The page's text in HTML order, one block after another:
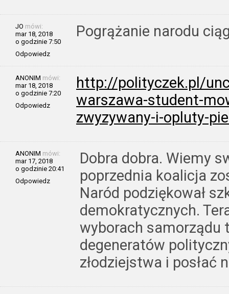
JO mówi:
mar 18, 2018
o godzinie 7:50
Odpowiedz
Pogrążanie narodu
ANONIM mówi:
mar 18, 2018
o godzinie 7:20
Odpowiedz
http://polityczek.pl/
warszawa-student-
zwyzywany-i-opluty-
ANONIM mówi:
mar 17, 2018
o godzinie 20:41
Odpowiedz
Dobra dobra. Wiemy
poprzednia koalicja
Naród podziękował
demokratycznych.
wyborach samorządu
degeneratów
złodziejstwa i posłać